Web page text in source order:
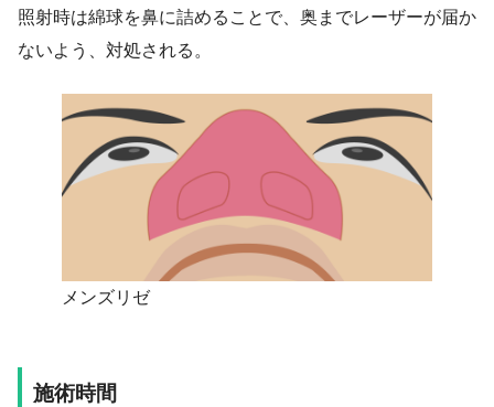
照射時は綿球を鼻に詰めることで、奥までレーザーが届か
ないよう、対処される。
メンズリゼ
施術時間